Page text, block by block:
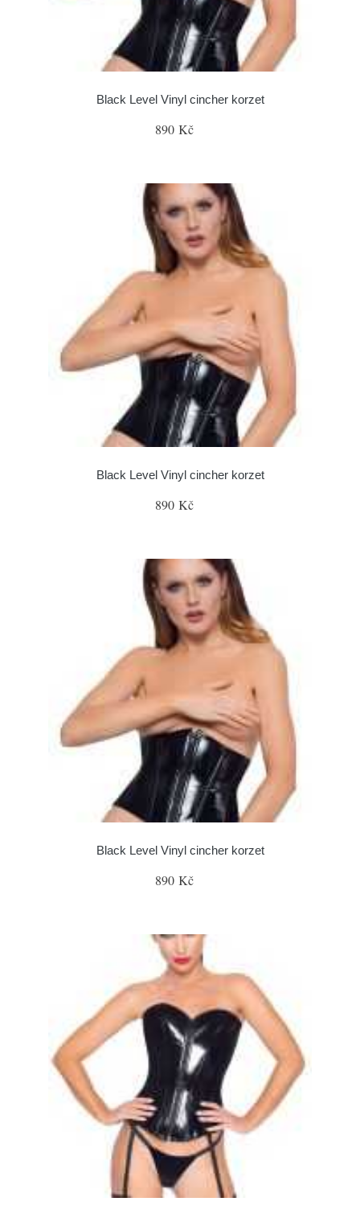
Black Level Vinyl cincher korzet
890 Kč
Black Level Vinyl cincher korzet
890 Kč
Black Level Vinyl cincher korzet
890 Kč